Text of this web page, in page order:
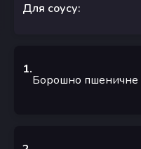
Для соусу:
1.
Борошно пшеничне